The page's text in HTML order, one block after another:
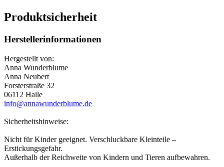
Produktsicherheit
Herstellerinformationen
Hergestellt von:
Anna Wunderblume
Anna Neubert
Forsterstraße 32
06112 Halle
info@annawunderblume.de
Sicherheitshinweise:
Nicht für Kinder geeignet. Verschluckbare Kleinteile –
Erstickungsgefahr.
Außerhalb der Reichweite von Kindern und Tieren aufbewahren.